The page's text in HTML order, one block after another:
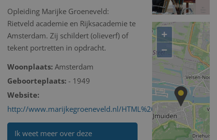
Opleiding Marijke Groeneveld:
Rietveld academie en Rijksacademie te
Amsterdam. Zij schildert (olieverf) of
tekent portretten in opdracht.
Woonplaats: Amsterdam
Geboorteplaats: - 1949
Website:
http://www.marijkegroeneveld.nl/HTML%20files/Info.html
Ik weet meer over deze
+
−